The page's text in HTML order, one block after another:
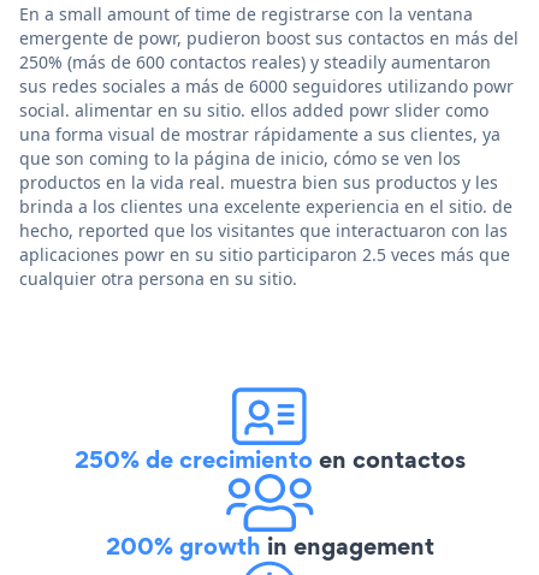
En a small amount of time de registrarse con la ventana
emergente de powr, pudieron boost sus contactos en más del
250% (más de 600 contactos reales) y steadily aumentaron
sus redes sociales a más de 6000 seguidores utilizando powr
social. alimentar en su sitio. ellos added powr slider como
una forma visual de mostrar rápidamente a sus clientes, ya
que son coming to la página de inicio, cómo se ven los
productos en la vida real. muestra bien sus productos y les
brinda a los clientes una excelente experiencia en el sitio. de
hecho, reported que los visitantes que interactuaron con las
aplicaciones powr en su sitio participaron 2.5 veces más que
cualquier otra persona en su sitio.
250% de crecimientoen contactos
200% growth in engagement